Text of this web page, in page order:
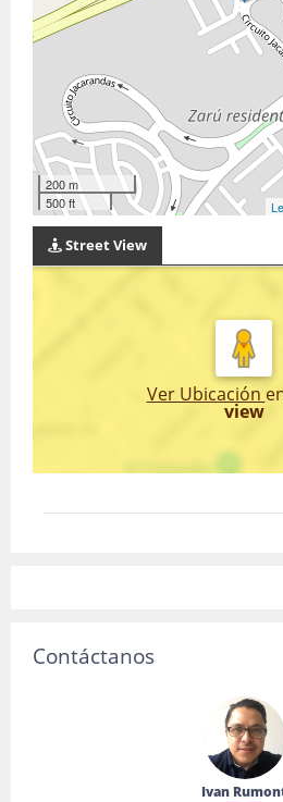
200 m
500 ft
Street View
Ver Ubicación
view
Contáctanos
Ivan